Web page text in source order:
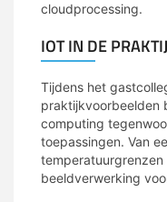
cloudprocessing.
IOT IN DE
Tijdens het
praktijkvoorbeelden
computing
toepassingen. Van
beeldverwerking